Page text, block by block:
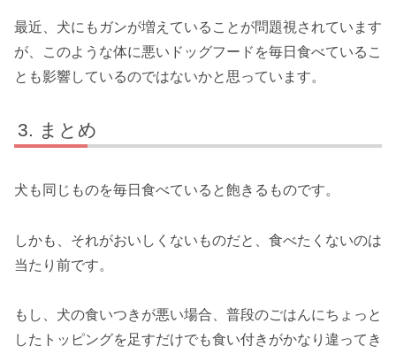
最近、犬にもガンが増えていることが問題視されています
が、このような体に悪いドッグフードを毎日食べているこ
とも影響しているのではないかと思っています。
まとめ
犬も同じものを毎日食べていると飽きるものです。
しかも、それがおいしくないものだと、食べたくないのは
当たり前です。
もし、犬の食いつきが悪い場合、普段のごはんにちょっと
したトッピングを足すだけでも食い付きがかなり違ってき